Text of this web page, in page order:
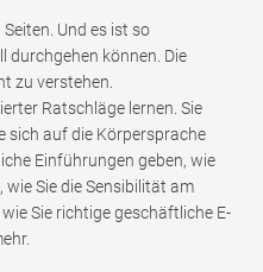
Und es ist so
durchgehen können. Die
zu verstehen.
Ratschläge lernen. Sie
sich auf die Körpersprache
Einführungen geben, wie
Sie die Sensibilität am
Sie richtige geschäftliche E-